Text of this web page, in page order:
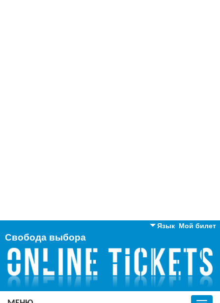
Мой билет
Язык
Английский
Русский
Украинский
Свобода выбора